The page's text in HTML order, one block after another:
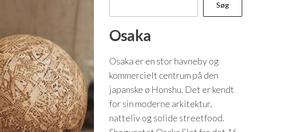
Søg
Osaka
Osaka er en stor havneby og
kommercielt centrum på den
japanske ø Honshu. Det er kendt
for sin moderne arkitektur,
natteliv og solide streetfood.